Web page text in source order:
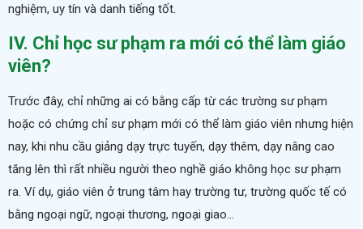
nghiệm, uy tín và danh tiếng tốt.
IV. Chỉ học sư phạm ra mới có thể làm giáo
viên?
Trước đây, chỉ những ai có bằng cấp từ các trường sư phạm
hoặc có chứng chỉ sư phạm mới có thể làm giáo viên nhưng hiện
nay, khi nhu cầu giảng dạy trực tuyến, dạy thêm, dạy nâng cao
tăng lên thì rất nhiều người theo nghề giáo không học sư phạm
ra. Ví dụ, giáo viên ở trung tâm hay trường tư, trường quốc tế có
bằng ngoại ngữ, ngoại thương, ngoại giao...